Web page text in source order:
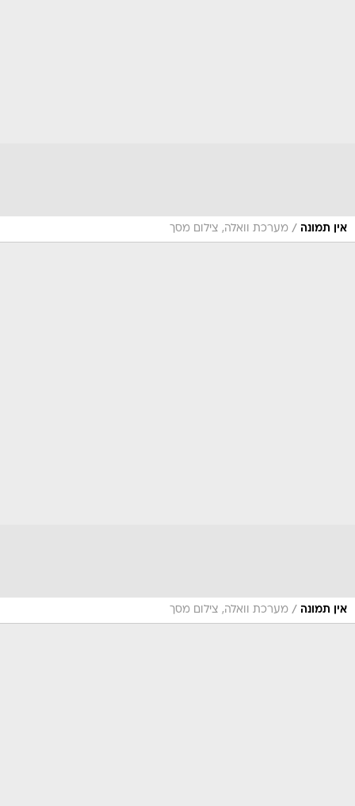
אין תמונה / מערכת וואלה, צילום מסך
אין תמונה / מערכת וואלה, צילום מסך